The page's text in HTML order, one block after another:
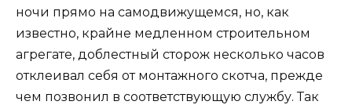
ночи прямо на самодвижущемся, но, как
известно, крайне медленном строительном
агрегате, доблестный сторож несколько часов
отклеивал себя от монтажного скотча, прежде
чем позвонил в соответствующую службу. Так